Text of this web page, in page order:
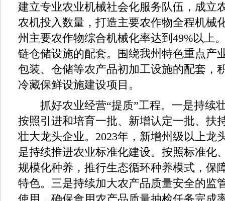
建立专业农业机械社会化服务队伍，成立
农机投入数量，打造主要农作物全程机械
州主要农作物综合机械化率达到49%以上
链仓储设施的配套。围绕我州特色重点产
包装、仓储等农产品初加工设施的配套，
冷藏保鲜设施建设项目。
抓好农业经营“提质”工程。一是持续
按照引进和培育一批、新增认定一批、扶
壮大龙头企业。2023年，新增州级以上龙
是持续推进农业标准化建设。按照标准化
规模化种养，推行生态循环种养模式，保
特色。三是持续加大农产品质量安全的监